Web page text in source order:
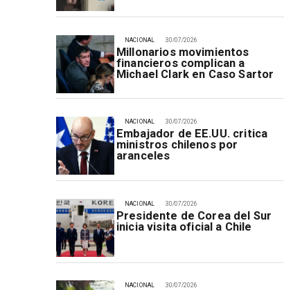
30/07/2026
Millonarios movimientos
financieros complican a
Michael Clark en Caso Sartor
NACIONAL
30/07/2026
Embajador de EE.UU. critica
ministros chilenos por
aranceles
NACIONAL
30/07/2026
Presidente de Corea del Sur
inicia visita oficial a Chile
NACIONAL
30/07/2026
NACIONAL